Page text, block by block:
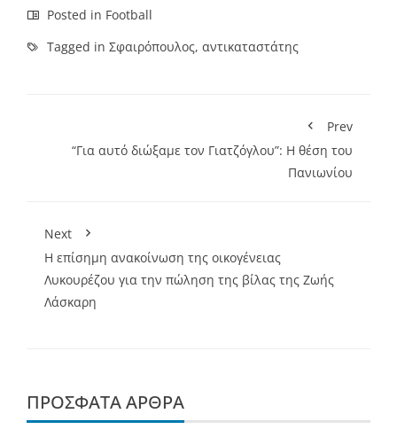
Posted in Football
Tagged in Σφαιρόπουλος, αντικαταστάτης
Prev
“Για αυτό διώξαμε τον Γιατζόγλου”: Η θέση του
Πανιωνίου
Next
Η επίσημη ανακοίνωση της οικογένειας
Λυκουρέζου για την πώληση της βίλας της Ζωής
Λάσκαρη
ΠΡΌΣΦΑΤΑ ΆΡΘΡΑ